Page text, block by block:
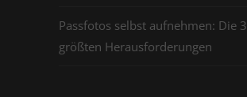
Passfotos selbst aufnehmen: Die 3
größten Herausforderungen